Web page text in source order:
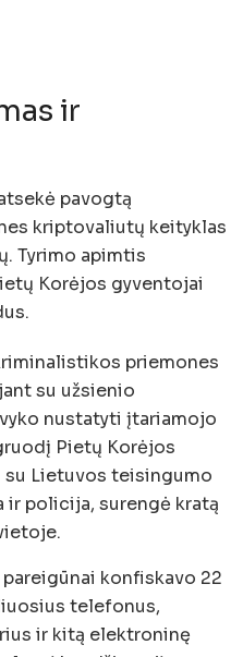
ir
pavogtą
kriptovaliutų keityklas
Tyrimo apimtis
Korėjos gyventojai
priemones
su užsienio
nustatyti įtariamojo
Pietų Korėjos
su Lietuvos teisingumo
policija, surengė kratą
konfiskavo 22
telefonus,
ir kitą elektroninę